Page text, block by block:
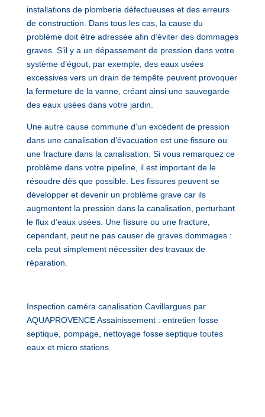
installations de plomberie défectueuses et des erreurs
de construction. Dans tous les cas, la cause du
problème doit être adressée afin d’éviter des dommages
graves. S’il y a un dépassement de pression dans votre
système d’égout, par exemple, des eaux usées
excessives vers un drain de tempête peuvent provoquer
la fermeture de la vanne, créant ainsi une sauvegarde
des eaux usées dans votre jardin.
Une autre cause commune d’un excédent de pression
dans une canalisation d’évacuation est une fissure ou
une fracture dans la canalisation. Si vous remarquez ce
problème dans votre pipeline, il est important de le
résoudre dès que possible. Les fissures peuvent se
développer et devenir un problème grave car ils
augmentent la pression dans la canalisation, perturbant
le flux d’eaux usées. Une fissure ou une fracture,
cependant, peut ne pas causer de graves dommages :
cela peut simplement nécessiter des travaux de
réparation.
Inspection caméra canalisation Cavillargues par
AQUAPROVENCE Assainissement : entretien fosse
septique, pompage, nettoyage fosse septique toutes
eaux et micro stations.